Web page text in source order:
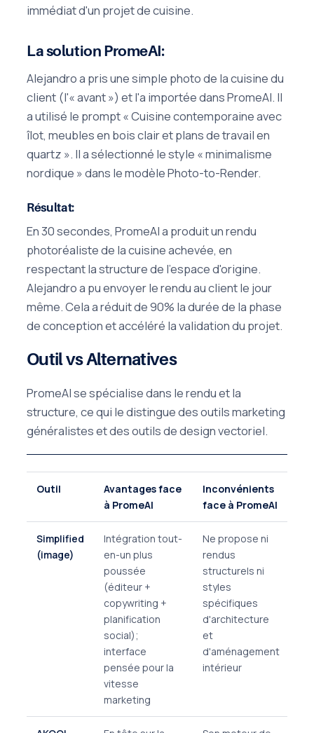
immédiat d'un projet de cuisine.
La solution PromeAI:
Alejandro a pris une simple photo de la cuisine du
client (l'« avant ») et l'a importée dans PromeAI. Il
a utilisé le prompt « Cuisine contemporaine avec
îlot, meubles en bois clair et plans de travail en
quartz ». Il a sélectionné le style « minimalisme
nordique » dans le modèle Photo-to-Render.
Résultat:
En 30 secondes, PromeAI a produit un rendu
photoréaliste de la cuisine achevée, en
respectant la structure de l'espace d'origine.
Alejandro a pu envoyer le rendu au client le jour
même. Cela a réduit de 90% la durée de la phase
de conception et accéléré la validation du projet.
Outil vs Alternatives
PromeAI se spécialise dans le rendu et la
structure, ce qui le distingue des outils marketing
généralistes et des outils de design vectoriel.
Outil
Avantages face
à PromeAI
Inconvénients
face à PromeAI
Simplified
(image)
Intégration tout-
en-un plus
poussée
(éditeur +
copywriting +
planification
social);
interface
pensée pour la
vitesse
marketing
Ne propose ni
rendus
structurels ni
styles
spécifiques
d'architecture
et
d'aménagement
intérieur